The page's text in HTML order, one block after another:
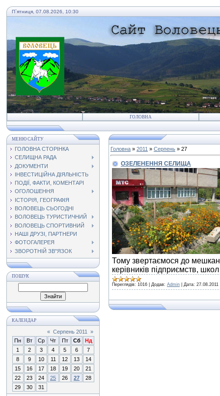
П`ятниця, 07.08.2026, 10:30
ГОЛОВНА
МЕНЮ САЙТУ
ГОЛОВНА СТОРІНКА
СЕЛИЩНА РАДА
ДОКУМЕНТИ
ІНВЕСТИЦІЙНА ДІЯЛЬНІСТЬ
ПОДІЇ, ФАКТИ, КОМЕНТАРІ
ОГОЛОШЕННЯ
ІСТОРІЯ, ГЕОГРАФІЯ
ВОЛОВЕЦЬ СЬОГОДНІ
ВОЛОВЕЦЬ ТУРИСТИЧНИЙ
ВОЛОВЕЦЬ СПОРТИВНИЙ
НАШІ ДРУЗІ, ПАРТНЕРИ
ФОТОГАЛЕРЕЯ
ЗВОРОТНІЙ ЗВ"ЯЗОК
ПОШУК
КАЛЕНДАР
« Серпень 2011
»
Пн
Вт Ср Чт Пт Сб
Нд
1
2 3 4 5 6
7
8
9 10 11 12 13
14
15
16 17 18 19 20
21
22
23 24 25 26 27
28
29
30 31
Головна » 2011 » Серпень » 27
ОЗЕЛЕНЕННЯ СЕЛИЩА
Тому звертаємося до
керівників підприємств,
Переглядів: 1016 Додав: Admin Дата: 27.08.2011